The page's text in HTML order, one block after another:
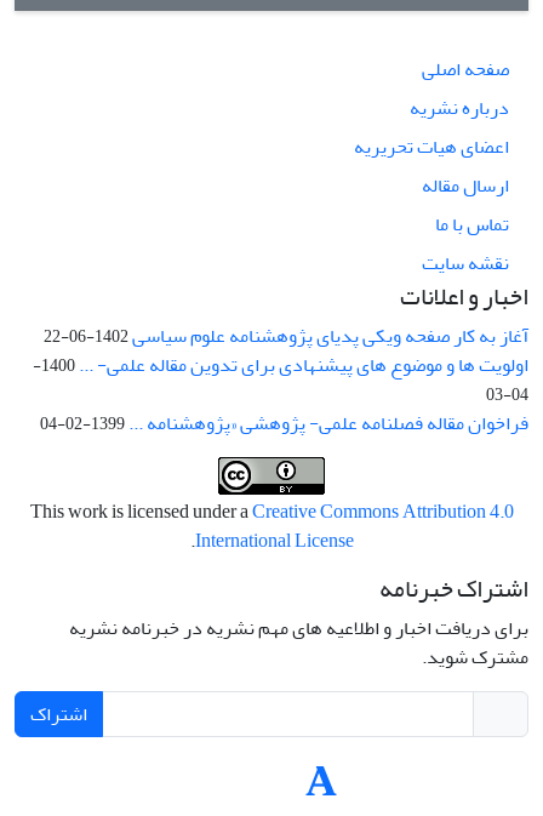
صفحه اصلی
درباره نشریه
اعضای هیات تحریریه
ارسال مقاله
تماس با ما
نقشه سایت
اخبار و اعلانات
آغاز به کار صفحه ویکی پدیای پژوهشنامه علوم سیاسی1402-06-22
اولویت ها و موضوع های پیشنهادی برای تدوین مقاله علمی- ...
1400-
04-03
فراخوان مقاله فصلنامه علمی- پژوهشی «پژوهشنامه ...1399-02-04
This work is licensed under aCreative Commons Attribution 4.0
International License
.
اشتراک خبرنامه
برای دریافت اخبار و اطلاعیه های مهم نشریه در خبرنامه نشریه
مشترک شوید.
اشتراک